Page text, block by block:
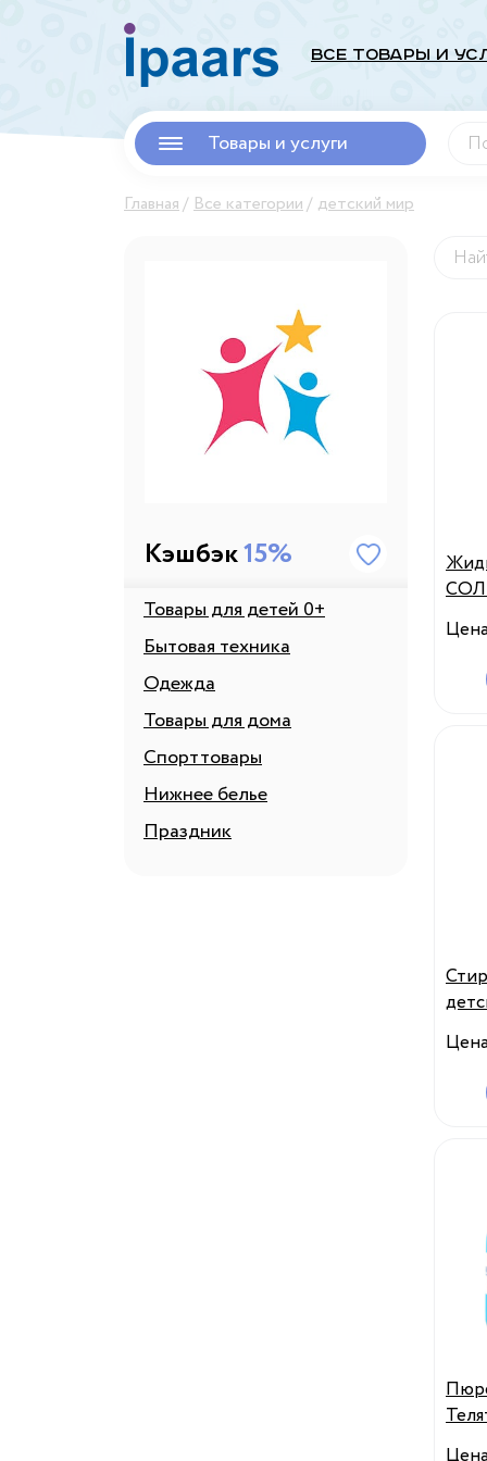
Все Товары и
Товары и услуги
Главная Все категории детский мир
Кэшбэк15%
Товары для детей 0+
Бытовая техника
Одежда
Товары для дома
Спорттовары
Нижнее белье
Праздник
мл